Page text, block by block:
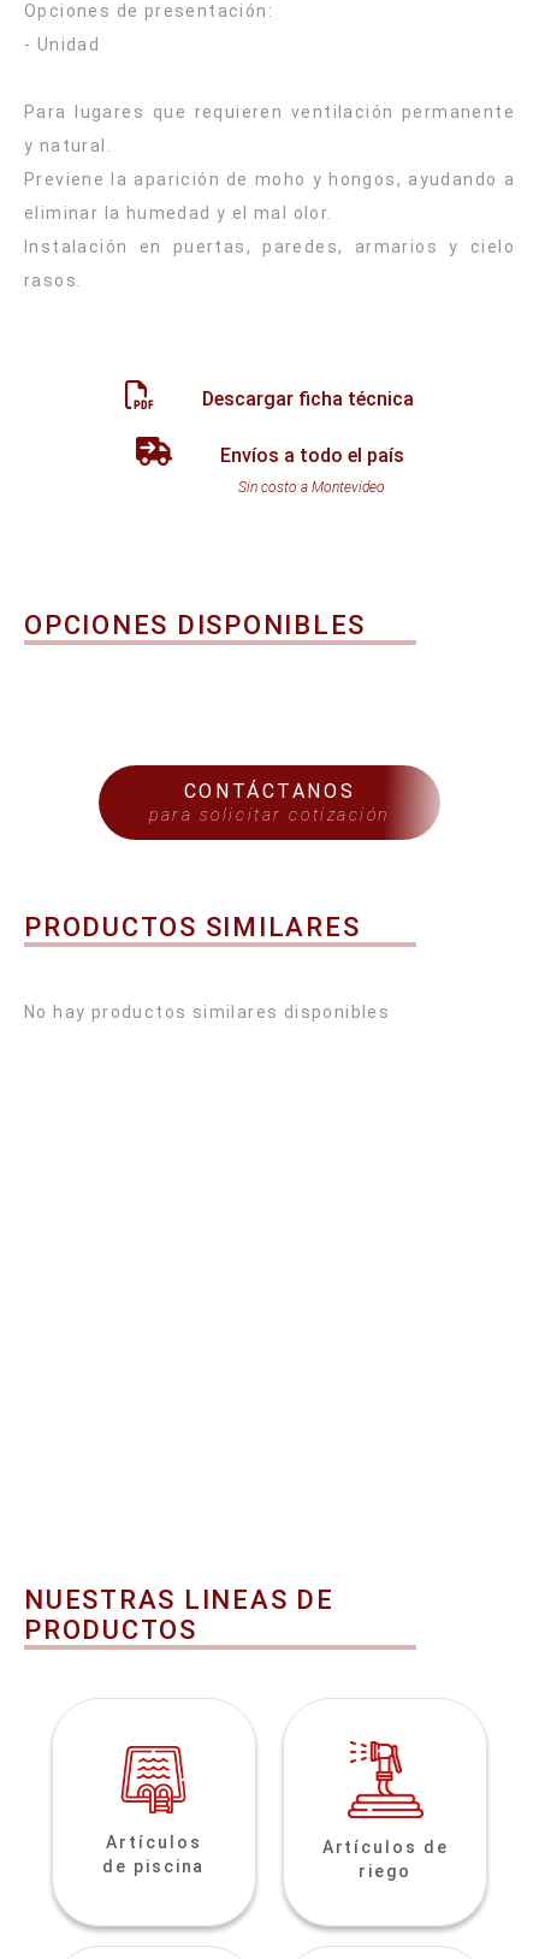
Opciones de presentación:
- Unidad
Para lugares que requieren ventilación permanente
y natural.
Previene la aparición de moho y hongos, ayudando a
eliminar la humedad y el mal olor.
Instalación en puertas, paredes, armarios y cielo
Descargar ficha técnica
Envíos a todo el país
Sin costo a Montevideo
OPCIONES DISPONIBLES
CONTÁCTANOS
para solicitar cotización
PRODUCTOS SIMILARES
No hay productos similares disponibles
NUESTRAS LINEAS DE
PRODUCTOS
Artículos
de piscina
Artículos de
riego